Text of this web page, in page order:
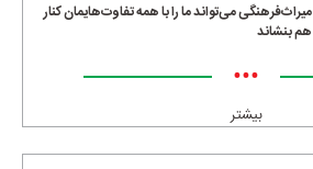
میراث‌فرهنگی می‌تواند ما را با همه تفاوت‌هایمان کنار
هم بنشاند
•••
بیشتر